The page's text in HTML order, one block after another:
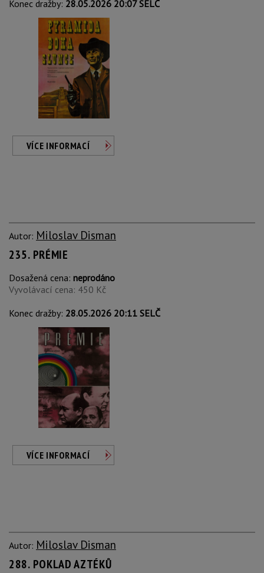
Konec dražby: 28.05.2026 20:07 SELČ
VÍCE INFORMACÍ
Autor: Miloslav Disman
235. PRÉMIE
Dosažená cena: neprodáno
Vyvolávací cena: 450 Kč
Konec dražby: 28.05.2026 20:11 SELČ
VÍCE INFORMACÍ
Autor: Miloslav Disman
288. POKLAD AZTÉKŮ